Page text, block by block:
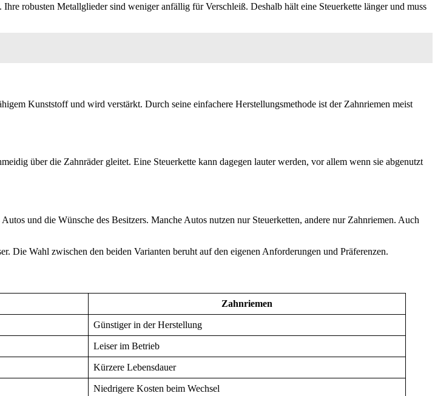
robusten Metallglieder sind weniger anfällig für Verschleiß. Deshalb hält eine Steuerkette länger und muss
Kunststoff und wird verstärkt. Durch seine einfachere Herstellungsmethode ist der Zahnriemen meist
über die Zahnräder gleitet. Eine Steuerkette kann dagegen lauter werden, vor allem wenn sie abgenutzt
und die Wünsche des Besitzers. Manche Autos nutzen nur Steuerketten, andere nur Zahnriemen. Auch
Die Wahl zwischen den beiden Varianten beruht auf den eigenen Anforderungen und Präferenzen.
Zahnriemen
Günstiger in der Herstellung
Leiser im Betrieb
Kürzere Lebensdauer
Niedrigere Kosten beim Wechsel